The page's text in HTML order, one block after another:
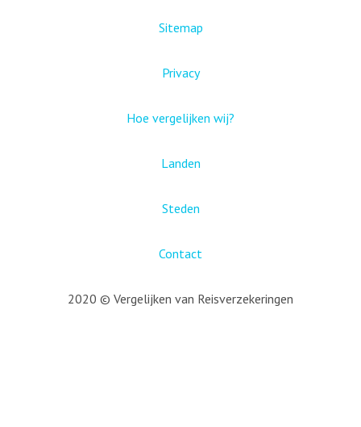
Sitemap
Privacy
Hoe vergelijken wij?
Landen
Steden
Contact
2020 © Vergelijken van Reisverzekeringen